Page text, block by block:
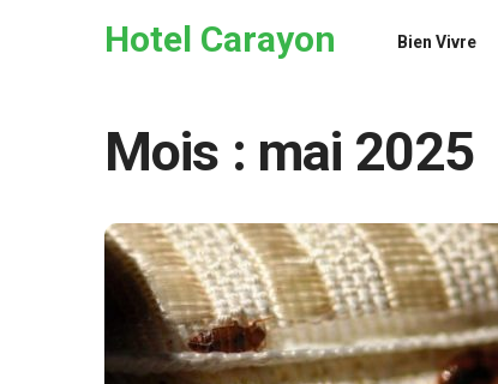
Hotel Carayon Bien Vivre
Mois : mai 2025